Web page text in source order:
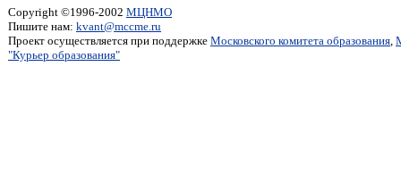
Copyright ©1996-2002 МЦНМО
Пишите нам: kvant@mccme.ru
Проект осуществляется при поддержке Московского комитета образования,
"Курьер образования"